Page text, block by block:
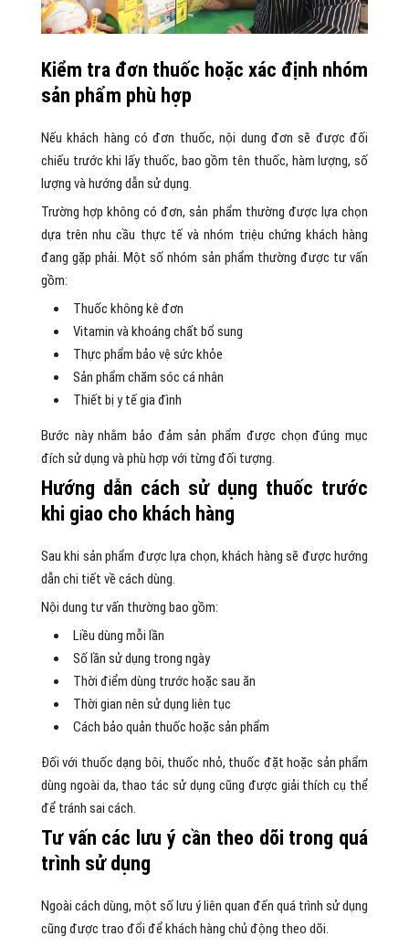
Kiểm tra đơn thuốc hoặc xác định nhóm
sản phẩm phù hợp
Nếu khách hàng có đơn thuốc, nội dung đơn sẽ được đối
chiếu trước khi lấy thuốc, bao gồm tên thuốc, hàm lượng, số
lượng và hướng dẫn sử dụng.
Trường hợp không có đơn, sản phẩm thường được lựa chọn
dựa trên nhu cầu thực tế và nhóm triệu chứng khách hàng
đang gặp phải. Một số nhóm sản phẩm thường được tư vấn
gồm:
Thuốc không kê đơn
Vitamin và khoáng chất bổ sung
Thực phẩm bảo vệ sức khỏe
Sản phẩm chăm sóc cá nhân
Thiết bị y tế gia đình
Bước này nhằm bảo đảm sản phẩm được chọn đúng mục
đích sử dụng và phù hợp với từng đối tượng.
Hướng dẫn cách sử dụng thuốc trước
khi giao cho khách hàng
Sau khi sản phẩm được lựa chọn, khách hàng sẽ được hướng
dẫn chi tiết về cách dùng.
Nội dung tư vấn thường bao gồm:
Liều dùng mỗi lần
Số lần sử dụng trong ngày
Thời điểm dùng trước hoặc sau ăn
Thời gian nên sử dụng liên tục
Cách bảo quản thuốc hoặc sản phẩm
Đối với thuốc dạng bôi, thuốc nhỏ, thuốc đặt hoặc sản phẩm
dùng ngoài da, thao tác sử dụng cũng được giải thích cụ thể
để tránh sai cách.
Tư vấn các lưu ý cần theo dõi trong quá
trình sử dụng
Ngoài cách dùng, một số lưu ý liên quan đến quá trình sử dụng
cũng được trao đổi để khách hàng chủ động theo dõi.